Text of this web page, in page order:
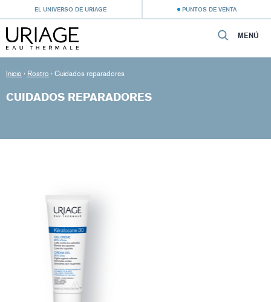
EL UNIVERSO DE URIAGE PUNTOS DE VENTA
MENÚ
Inicio › Rostro › Cuidados reparadores
CUIDADOS REPARADORES